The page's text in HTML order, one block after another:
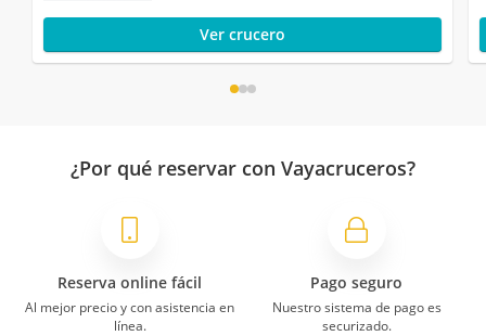
Ver crucero
¿Por qué reservar con Vayacruceros?
Reserva online fácil
Al mejor precio y con asistencia en
línea.
Pago seguro
Nuestro sistema de pago es
securizado.